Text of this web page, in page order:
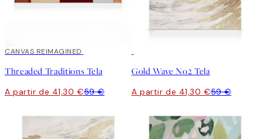
30%*
CANVAS REIMAGINED
Threaded Traditions Tela
A partir de 41,30 €59 €
Gold Wave No2 Tela
A partir de 41,30 €59 €